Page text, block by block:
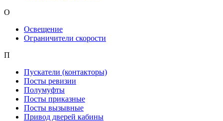
О
Освещение
Ограничители скорости
П
Пускатели (контакторы)
Посты ревизии
Полумуфты
Посты приказные
Посты вызывные
Привод дверей кабины